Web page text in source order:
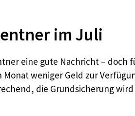
im Juli
eine gute Nachricht – doch
weniger Geld zur
die Grundsicherung